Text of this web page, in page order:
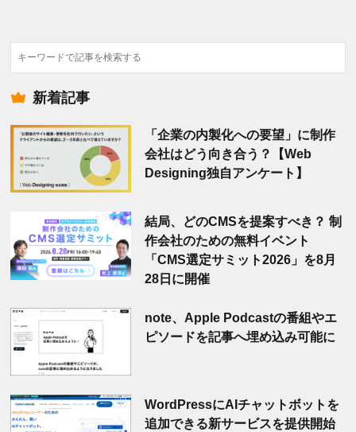
検
索
新着記事
「企業の内製化への要望」に制作
会社はどう向き合う？【Web
Designing独自アンケート】
結局、どのCMSを提案すべき？ 制
作会社のための無料イベント
「CMS選定サミット2026」を8月
28日に開催
note、Apple Podcastの番組やエ
ピソードを記事へ埋め込み可能に
WordPressにAIチャットボットを
追加できる新サービスを提供開始